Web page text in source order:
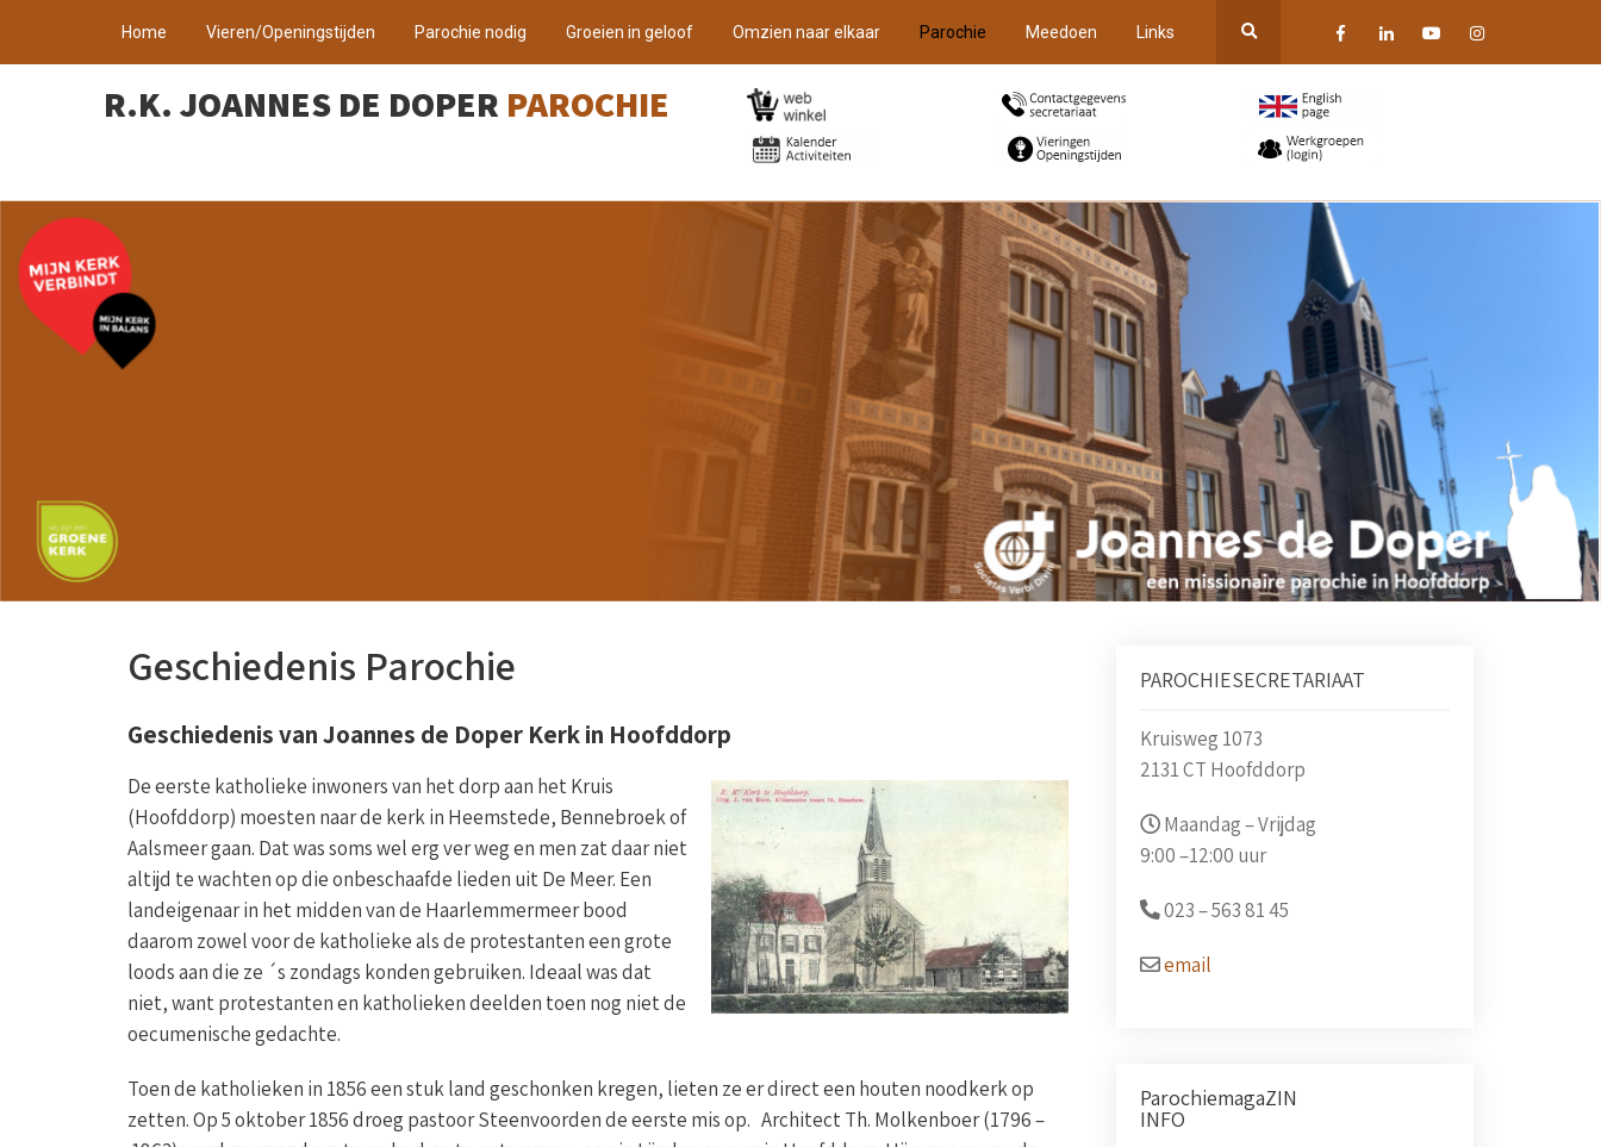
Home Vieren/Openingstijden Parochie nodig Groeien in geloof Omzien naar elkaar Parochie Meedoen Links
R.K. JOANNES DE DOPER PAROCHIE
Geschiedenis Parochie
Geschiedenis van Joannes de Doper Kerk in Hoofddorp
De eerste katholieke inwoners van het dorp aan het Kruis
(Hoofddorp) moesten naar de kerk in Heemstede, Bennebroek of
Aalsmeer gaan. Dat was soms wel erg ver weg en men zat daar niet
altijd te wachten op die onbeschaafde lieden uit De Meer. Een
landeigenaar in het midden van de Haarlemmermeer bood
daarom zowel voor de katholieke als de protestanten een grote
loods aan die ze ´s zondags konden gebruiken. Ideaal was dat
niet, want protestanten en katholieken deelden toen nog niet de
oecumenische gedachte.
Toen de katholieken in 1856 een stuk land geschonken kregen, lieten ze er direct een houten noodkerk op
zetten. Op 5 oktober 1856 droeg pastoor Steenvoorden de eerste mis op. Architect Th. Molkenboer (1796 –
PAROCHIESECRETARIAAT
Kruisweg 1073
2131 CT Hoofddorp
Maandag – Vrijdag
9:00 –12:00 uur
023 –563 81 45
email
ParochiemagaZIN
INFO